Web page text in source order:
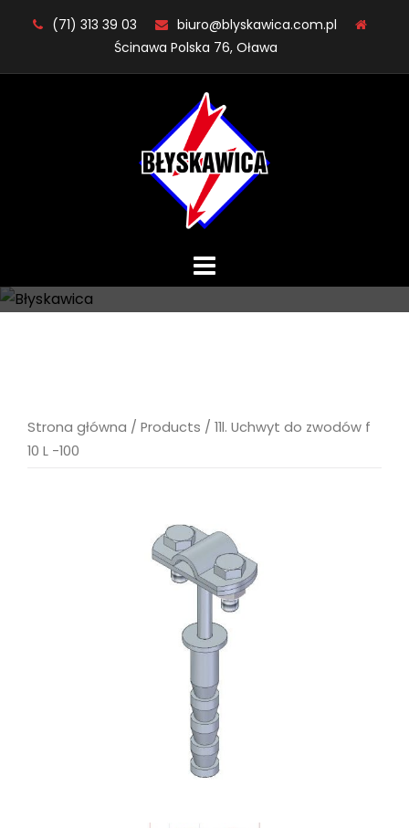
(71) 313 39 03
biuro@blyskawica.com.pl
Ścinawa Polska 76, Oława
Strona główna / Products / 11l. Uchwyt do zwodów f
10 L -100